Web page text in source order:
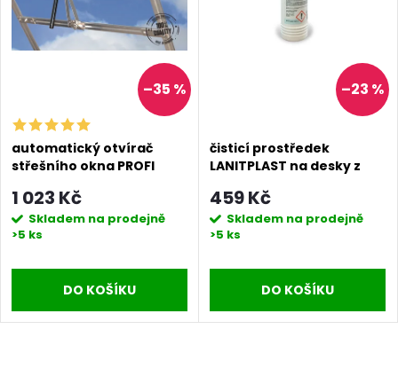
–35 %
automatický otvírač
střešního okna PROFI
1 023 Kč
Skladem na prodejně
>5 ks
DO KOŠÍKU
–23 %
čisticí prostředek
LANITPLAST na desky z
459 Kč
Skladem na prodejně
>5 ks
DO KOŠÍKU